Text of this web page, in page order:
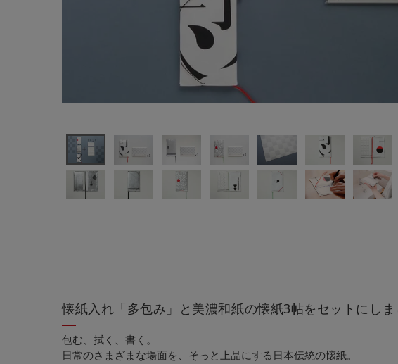
懐紙入れ「多包み」と美濃和紙の懐紙3帖をセットにしま
包む、拭く、書く。
日常のさまざまな場面を、そっと上品にする日本伝統の懐紙。